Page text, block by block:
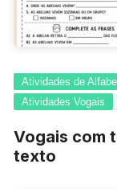
Atividades de
Atividades Vogais
Vogais com
texto